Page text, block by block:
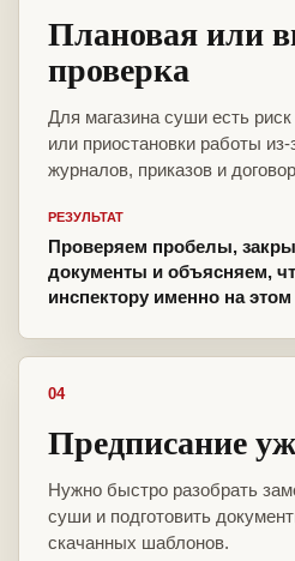
Плановая или
проверка
Для магазина суши есть
или приостановки работы
журналов, приказов и
РЕЗУЛЬТАТ
Проверяем пробелы,
документы и объясняем,
инспектору именно на
04
Предписание
Нужно быстро разобрать
суши и подготовить
скачанных шаблонов.